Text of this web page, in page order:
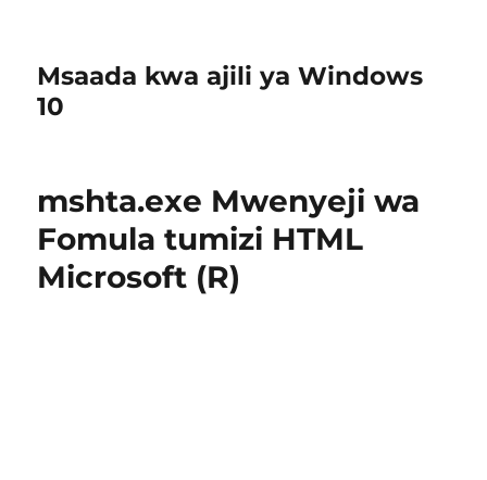
Msaada kwa ajili ya Windows
10
mshta.exe Mwenyeji wa
Fomula tumizi HTML
Microsoft (R)